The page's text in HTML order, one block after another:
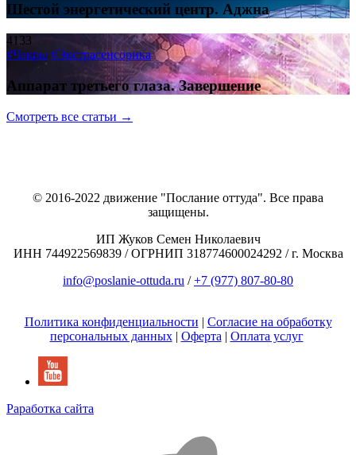
Шестой энергетический центр. Аджна
4133
#Чакры #Экстрасенсорика
Аппарат третьего глаза. Завершение
Смотреть все статьи →
© 2016-2022 движение "Послание оттуда". Все права
защищены.
ИП Жуков Семен Николаевич
ИНН 744922569839 / ОГРНИП 318774600024292 / г. Москва
info@poslanie-ottuda.ru /+7 (977) 807-80-80
Политика конфиденциальности | Согласие на обработку
персональных данных | Оферта | Оплата услуг
Раработка сайта